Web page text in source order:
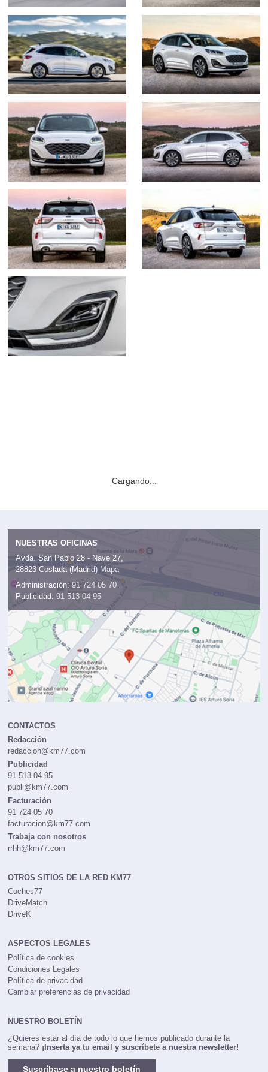
Cargando...
NUESTRAS OFICINAS
Avda. San Pablo 28 - Nave 27,
28823 Coslada (Madrid) Mapa
Administración: 91 724 05 70
Publicidad: 91 513 04 95
CONTACTOS
Redacción
redaccion@km77.com
Publicidad
91 513 04 95
publi@km77.com
Facturación
91 724 05 70
facturacion@km77.com
Trabaja con nosotros
rrhh@km77.com
OTROS SITIOS DE LA RED KM77
Coches77
DriveMatch
DriveK
ASPECTOS LEGALES
Política de cookies
Condiciones Legales
Política de privacidad
Cambiar preferencias de privacidad
NUESTRO BOLETÍN
¿Quieres estar al día de todo lo que hemos publicado durante la
semana? ¡Inserta ya tu email y suscríbete a nuestra newsletter!
Suscríbase a nuestro boletín